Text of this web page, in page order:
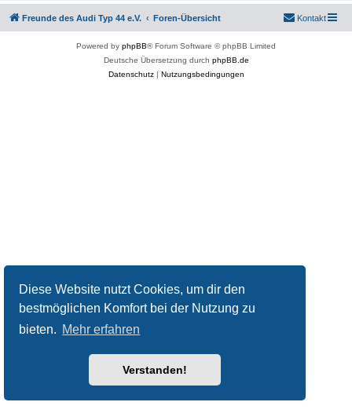
Diese Website nutzt Cookies, um dir den
bestmöglichen Komfort bei der Nutzung zu
bieten. Mehr erfahren
Verstanden!
Freunde des Audi Typ 44 e.V. Foren-Übersicht Kontakt
Powered by phpBB® Forum Software © phpBB Limited
Deutsche Übersetzung durch phpBB.de
Datenschutz| Nutzungsbedingungen